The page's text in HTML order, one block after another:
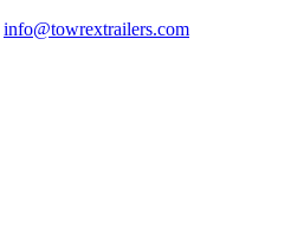
info@towrextrailers.com